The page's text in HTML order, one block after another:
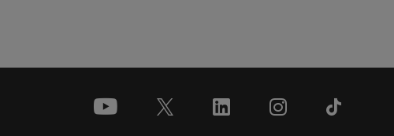
youtube linkedininstagramtiktok